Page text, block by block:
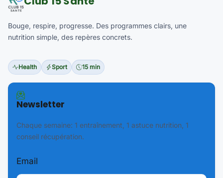
Bouge, respire, progresse. Des programmes clairs, une
nutrition simple, des repères concrets.
Health Sport 15 min
Newsletter
Chaque semaine: 1 entraînement, 1 astuce nutrition, 1
conseil récupération.
Email